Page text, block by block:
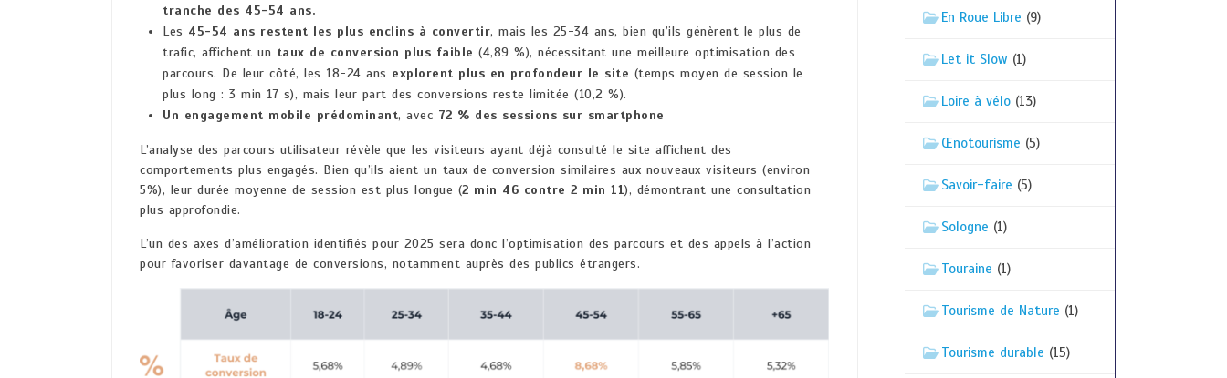
tranche des 45-54 ans.
Les 45-54 ans restent les plus enclins à convertir, mais les 25-34 ans, bien qu’ils génèrent le plus de
trafic, affichent un taux de conversion plus faible (4,89 %), nécessitant une meilleure optimisation des
parcours. De leur côté, les 18-24 ans explorent plus en profondeur le site (temps moyen de session le
plus long : 3 min 17 s), mais leur part des conversions reste limitée (10,2 %).
Un engagement mobile prédominant, avec 72 % des sessions sur smartphone
L’analyse des parcours utilisateur révèle que les visiteurs ayant déjà consulté le site affichent des
comportements plus engagés. Bien qu’ils aient un taux de conversion similaires aux nouveaux visiteurs (environ
5%), leur durée moyenne de session est plus longue (2 min 46 contre 2 min 11), démontrant une consultation
plus approfondie.
L’un des axes d’amélioration identifiés pour 2025 sera donc l’optimisation des parcours et des appels à l’action
pour favoriser davantage de conversions, notamment auprès des publics étrangers.
En Roue Libre (9)
Let it Slow (1)
Loire à vélo(13)
Œnotourisme (5)
Savoir-faire (5)
Sologne (1)
Touraine (1)
Tourisme de Nature (1)
Tourisme durable (15)